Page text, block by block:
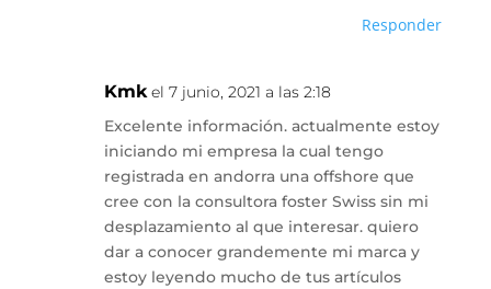
Responder
Kmk el 7 junio, 2021 a las 2:18
Excelente información. actualmente estoy
iniciando mi empresa la cual tengo
registrada en andorra una offshore que
cree con la consultora foster Swiss sin mi
desplazamiento al que interesar. quiero
dar a conocer grandemente mi marca y
estoy leyendo mucho de tus artículos